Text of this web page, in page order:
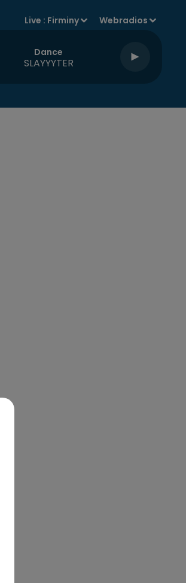
Live : Firminy Webradios
Dance
SLAYYYTER